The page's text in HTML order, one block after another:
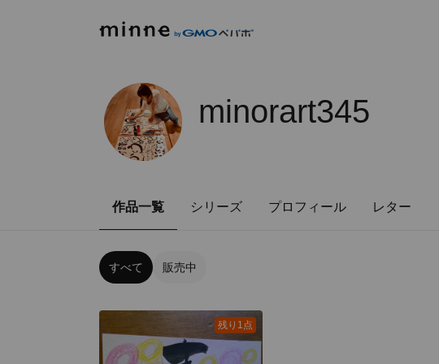
minorart345
作品一覧 シリーズ プロフィール レター
すべて 販売中
残り1点